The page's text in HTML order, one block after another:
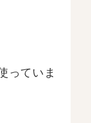
っていま